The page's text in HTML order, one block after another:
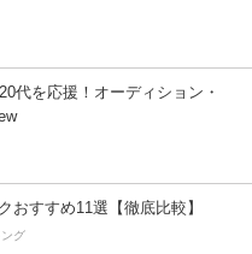
代を応援！オーディション・
おすすめ11選【徹底比較】
グ